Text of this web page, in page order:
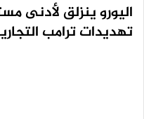
تهديدات ترامب